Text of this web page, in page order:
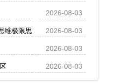
2026-08-03
极限思维扎实有效做好各项防范应对措
2026-08-03
2026-08-03
2026-08-03